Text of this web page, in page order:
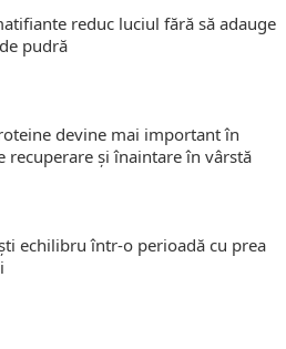
reduc luciul fără să adauge
pudră
devine mai important în
recuperare și înaintare în vârstă
echilibru într-o perioadă cu prea